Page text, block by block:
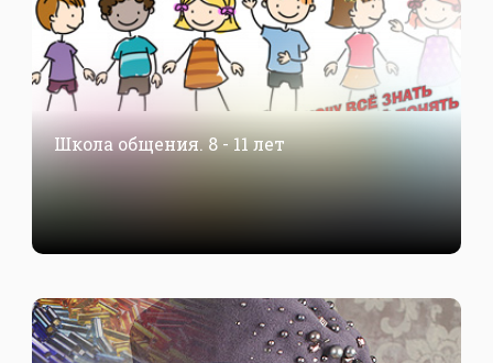
Школа общения. 8 - 11 лет